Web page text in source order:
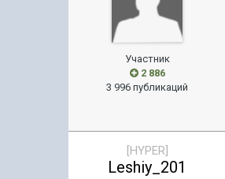
Участник
2 886
3 996 публикаций
[HYPER]
Leshiy_201